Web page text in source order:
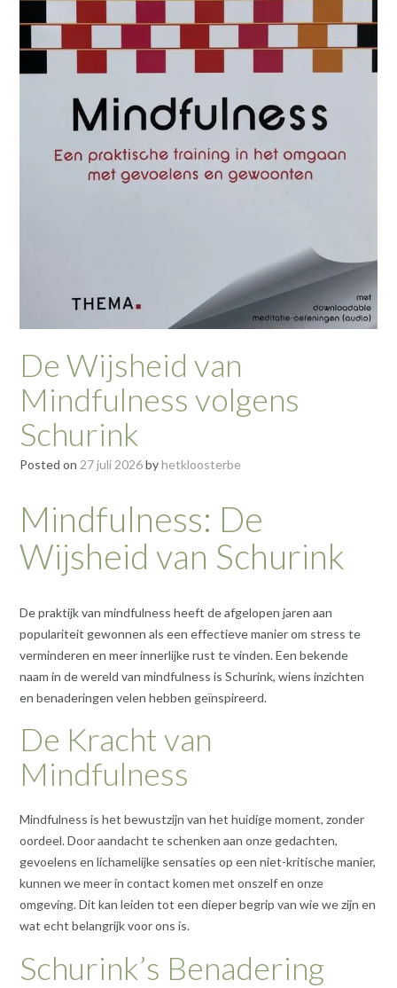
De Wijsheid van
Mindfulness volgens
Schurink
Posted on 27 juli 2026byhetkloosterbe
Mindfulness: De
Wijsheid van Schurink
De praktijk van mindfulness heeft de afgelopen jaren aan
populariteit gewonnen als een effectieve manier om stress te
verminderen en meer innerlijke rust te vinden. Een bekende
naam in de wereld van mindfulness is Schurink, wiens inzichten
en benaderingen velen hebben geïnspireerd.
De Kracht van
Mindfulness
Mindfulness is het bewustzijn van het huidige moment, zonder
oordeel. Door aandacht te schenken aan onze gedachten,
gevoelens en lichamelijke sensaties op een niet-kritische manier,
kunnen we meer in contact komen met onszelf en onze
omgeving. Dit kan leiden tot een dieper begrip van wie we zijn en
wat echt belangrijk voor ons is.
Schurink’s Benadering